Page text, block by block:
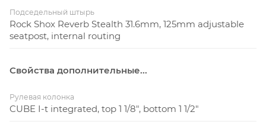
Подседельный штырь
Rock Shox Reverb Stealth 31.6mm, 125mm adjustable
seatpost, internal routing
Свойства дополнительные...
Рулевая колонка
CUBE I-t integrated, top 1 1/8", bottom 1 1/2"